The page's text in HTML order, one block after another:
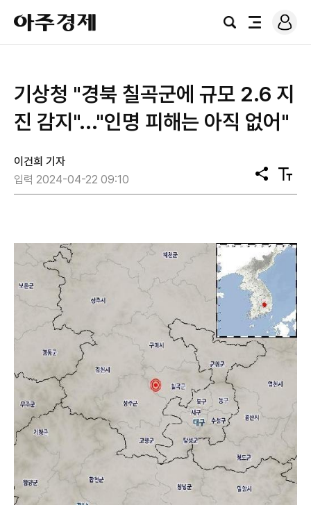
아
주
경
검
전
로
그
기상청 "경북 칠곡군에 규모 2.6 지
진 감지"..."인명 피해는 아직 없어"
이건희 기자
입력 2024-04-22 09:10
공
유
텍
스